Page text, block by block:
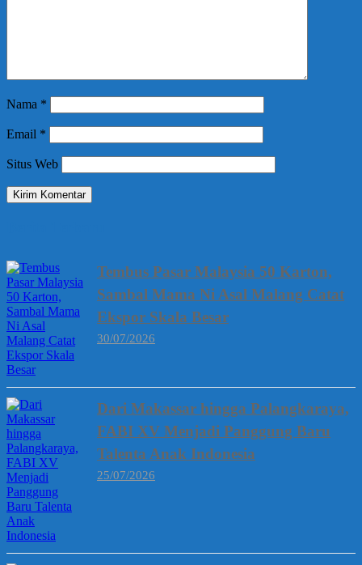
Nama *
Email *
Situs Web
Tembus Pasar Malaysia 50 Karton,
Sambal Mama Ni Asal Malang Catat
Ekspor Skala Besar
30/07/2026
Dari Makassar hingga Palangkaraya,
FABI XV Menjadi Panggung Baru
Talenta Anak Indonesia
25/07/2026